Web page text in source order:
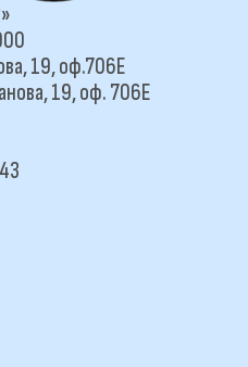
19, оф.706Е
19, оф. 706Е